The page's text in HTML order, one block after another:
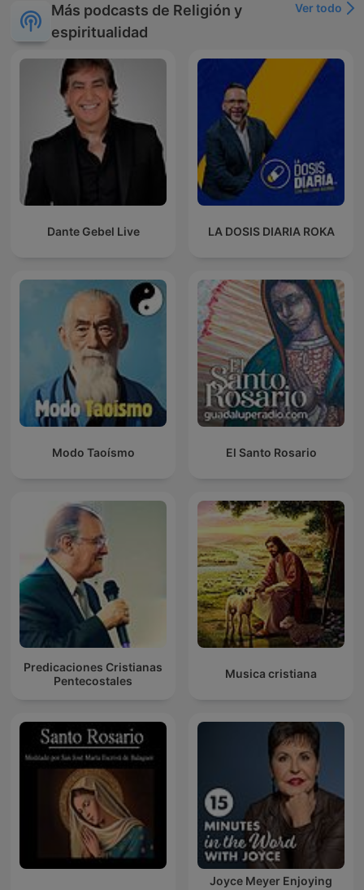
Más podcasts de Religión y
espiritualidad
Ver todo
Dante Gebel Live LA DOSIS DIARIA ROKA
Modo Taoísmo El Santo Rosario
Predicaciones Cristianas
Pentecostales
Musica cristiana
Joyce Meyer Enjoying